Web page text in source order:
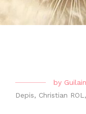
by
Depis, Christian ROL ,